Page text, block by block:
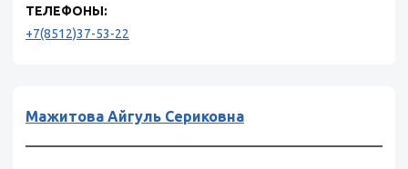
ТЕЛЕФОНЫ:
+7(8512)37-53-22
Мажитова Айгуль Сериковна